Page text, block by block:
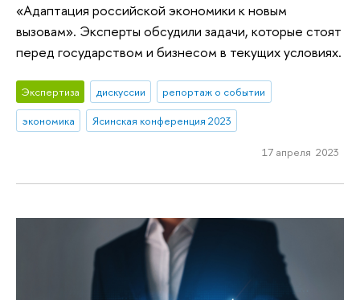
«Адаптация российской экономики к новым
вызовам». Эксперты обсудили задачи, которые стоят
перед государством и бизнесом в текущих условиях.
Экспертиза дискуссии
репортаж о событии
экономика
Ясинская конференция 2023
17 апреля 2023